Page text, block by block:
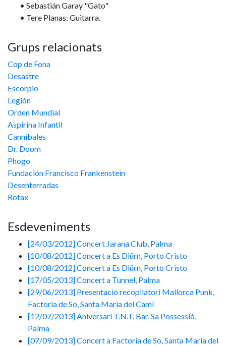
• Sebastián Garay "Gato"
• Tere Planas: Guitarra.
Grups relacionats
Cop de Fona
Desastre
Escorpio
Legión
Orden Mundial
Aspirina Infantil
Canníbales
Dr. Doom
Phogo
Fundación Francisco Frankenstein
Desenterradas
Rotax
Esdeveniments
[24/03/2012] Concert Jarana Club, Palma
[10/08/2012] Concert a Es Diürn, Porto Cristo
[10/08/2012] Concert a Es Diürn, Porto Cristo
[17/05/2013] Concert a Tunnel, Palma
[29/06/2013] Presentació recopilatori Mallorca Punk,
Factoria de So, Santa Maria del Camí
[12/07/2013] Aniversari T.N.T. Bar, Sa Possessió,
Palma
[07/09/2013] Concert a Factoria de So, Santa Maria del